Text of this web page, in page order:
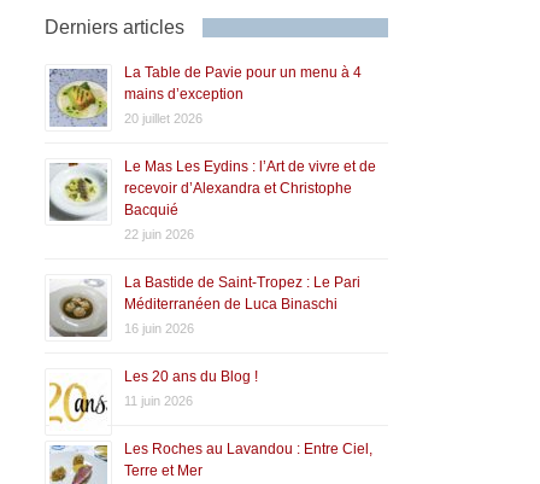
Derniers articles
La Table de Pavie pour un menu à 4
mains d’exception
20 juillet 2026
Le Mas Les Eydins : l’Art de vivre et de
recevoir d’Alexandra et Christophe
Bacquié
22 juin 2026
La Bastide de Saint-Tropez : Le Pari
Méditerranéen de Luca Binaschi
16 juin 2026
Les 20 ans du Blog !
11 juin 2026
Les Roches au Lavandou : Entre Ciel,
Terre et Mer